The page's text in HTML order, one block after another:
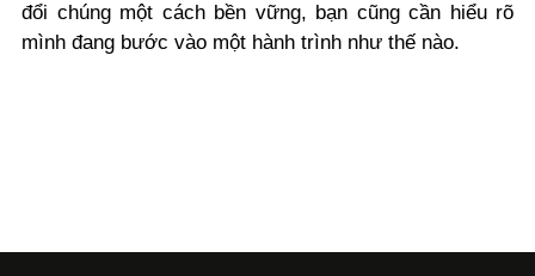
đổi chúng một cách bền vững, bạn cũng cần hiểu rõ
mình đang bước vào một hành trình như thế nào.